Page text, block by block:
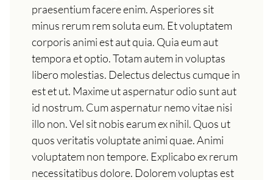
praesentium facere enim. Asperiores sit
minus rerum rem soluta eum. Et voluptatem
corporis animi est aut quia. Quia eum aut
tempora et optio. Totam autem in voluptas
libero molestias. Delectus delectus cumque in
est et ut. Maxime ut aspernatur odio sunt aut
id nostrum. Cum aspernatur nemo vitae nisi
illo non. Vel sit nobis earum ex nihil. Quos ut
quos veritatis voluptate animi quae. Animi
voluptatem non tempore. Explicabo ex rerum
necessitatibus dolore. Dolorem voluptas est